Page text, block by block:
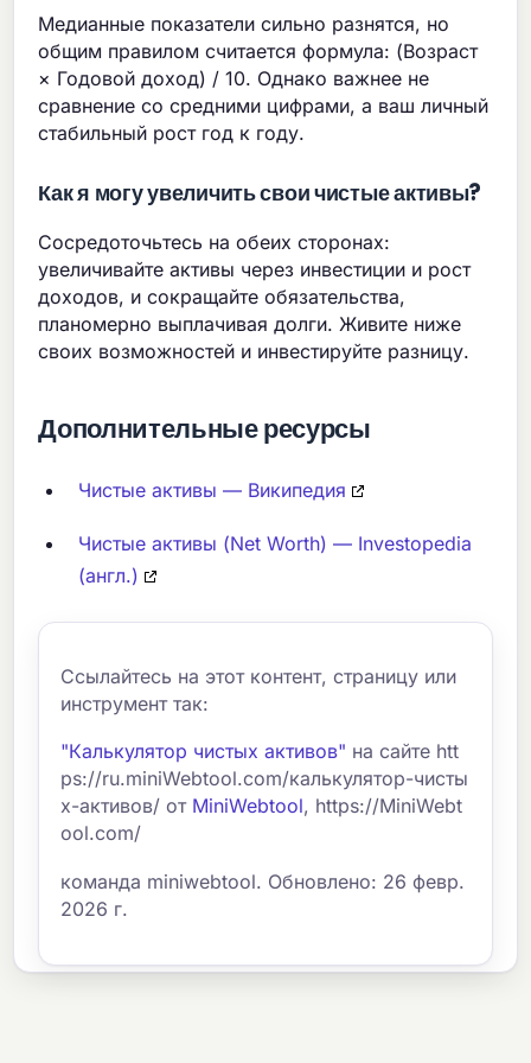
Медианные показатели сильно разнятся, но
общим правилом считается формула: (Возраст
× Годовой доход) / 10. Однако важнее не
сравнение со средними цифрами, а ваш личный
стабильный рост год к году.
Как я могу увеличить свои чистые активы?
Сосредоточьтесь на обеих сторонах:
увеличивайте активы через инвестиции и рост
доходов, и сокращайте обязательства,
планомерно выплачивая долги. Живите ниже
своих возможностей и инвестируйте разницу.
Дополнительные ресурсы
Чистые активы — Википедия
Чистые активы (Net Worth) — Investopedia
(англ.)
Ссылайтесь на этот контент, страницу или
инструмент так:
"Калькулятор чистых активов" на сайте htt
ps://ru.miniWebtool.com/калькулятор-чисты
х-активов/ от MiniWebtool, https://MiniWebt
ool.com/
команда miniwebtool. Обновлено: 26 февр.
2026 г.